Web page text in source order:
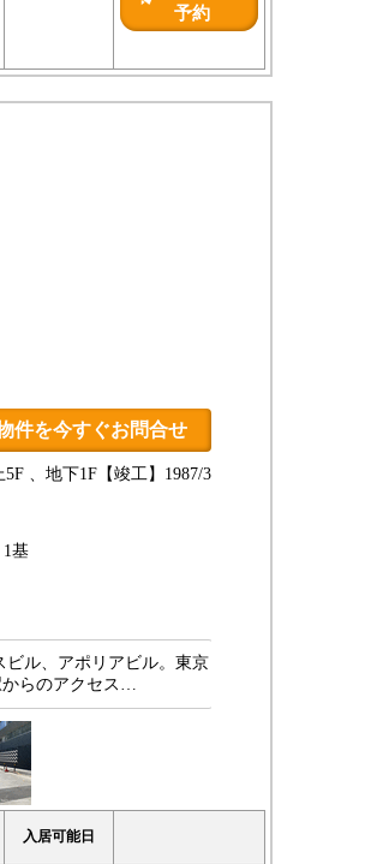
予約
件を今すぐお問合せ
【竣工】1987/3
5F 、地下1F
1基
ビル、アポリアビル。東京
からのアクセス…
入居可能日